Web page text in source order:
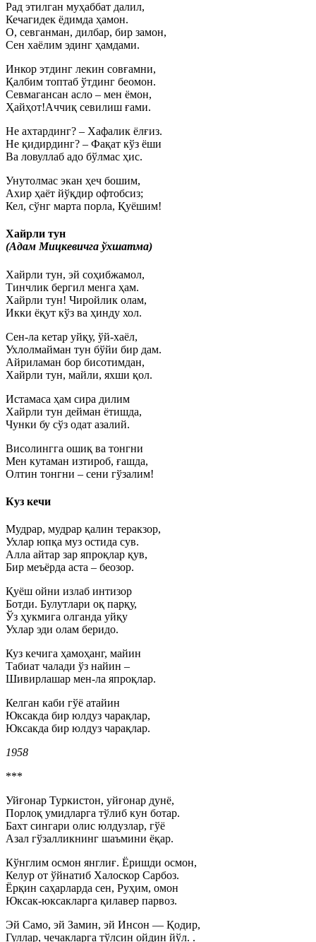
Рад этилган муҳаббат далил,
Кечагидек ёдимда ҳамон.
О, севганман, дилбар, бир замон,
Сен хаёлим эдинг ҳамдами.
Инкор этдинг лекин совғамни,
Қалбим топтаб ўтдинг беомон.
Севмагансан асло – мен ёмон,
Ҳайҳот!Аччиқ севилиш ғами.
Не ахтардинг? – Хафалик ёлғиз.
Не қидирдинг? – Фақат кўз ёши
Ва ловуллаб адо бўлмас ҳис.
Унутолмас экан ҳеч бошим,
Ахир ҳаёт йўқдир офтобсиз;
Кел, сўнг марта порла, Қуёшим!
Хайрли тун
(Адам Мицкевичга ўхшатма)
Хайрли тун, эй соҳибжамол,
Тинчлик бергил менга ҳам.
Хайрли тун! Чиройлик олам,
Икки ёқут кўз ва ҳинду хол.
Сен-ла кетар уйқу, ўй-хаёл,
Ухлолмайман тун бўйи бир дам.
Айриламан бор бисотимдан,
Хайрли тун, майли, яхши қол.
Истамаса ҳам сира дилим
Хайрли тун дейман ётишда,
Чунки бу сўз одат азалий.
Висолингга ошиқ ва тонгни
Мен кутаман изтироб, ғашда,
Олтин тонгни – сени гўзалим!
Куз кечи
Мудрар, мудрар қалин теракзор,
Ухлар юпқа муз остида сув.
Алла айтар зар япроқлар қув,
Бир меъёрда аста – беозор.
Қуёш ойни излаб интизор
Ботди. Булутлари оқ парқу,
Ўз ҳукмига олганда уйқу
Ухлар эди олам беридо.
Куз кечига ҳамоҳанг, майин
Табиат чалади ўз найин –
Шивирлашар мен-ла япроқлар.
Келган каби гўё атайин
Юксакда бир юлдуз чарақлар,
Юксакда бир юлдуз чарақлар.
1958
***
Уйғонар Туркистон, уйғонар дунё,
Порлоқ умидларга тўлиб кун ботар.
Бахт сингари олис юлдузлар, гўё
Азал гўзалликнинг шаъмини ёқар.
Кўнглим осмон янглиғ. Ёришди осмон,
Келур от ўйнатиб Халоскор Сарбоз.
Ёрқин саҳарларда сен, Руҳим, омон
Юксак-юксакларга қилавер парвоз.
Эй Само, эй Замин, эй Инсон — Қодир,
Гуллар, чечакларга тўлсин ойдин йўл. .